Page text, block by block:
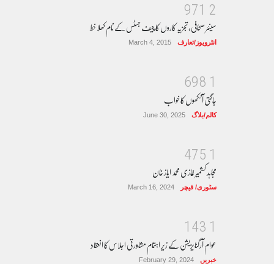
2
1
7
9
سینئر صحافی، تجزیہ کاروں کا چیف جسٹس کے نام کھلا خط
انٹرویوز/تعارف March 4, 2015
1
8
9
6
جاگتی آنکھوں کا خواب
کالم/بلاگ June 30, 2025
1
5
7
4
مجاہد کشمیر غازی محمد ایاز خان
سٹوری/ فیچر March 16, 2024
1
3
4
1
عوام آرگنایزیشن کے زیر اہتمام مشاورتی اجلاس کا انعقاد
خبریں February 29, 2024